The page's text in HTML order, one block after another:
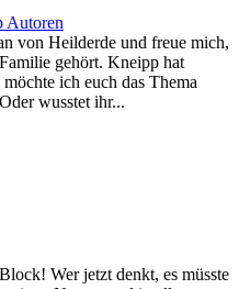
Autoren
von Heilderde und freue mich,
gehört. Kneipp hat
ich euch das Thema
wusstet ihr...
Wer jetzt denkt, es müsste